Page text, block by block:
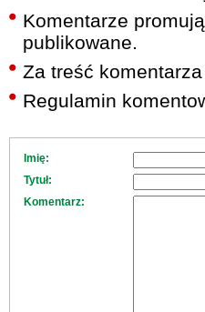
Komentarze
publikowane.
Za treść
Regulamin
Imię:
Tytuł:
Komentarz: